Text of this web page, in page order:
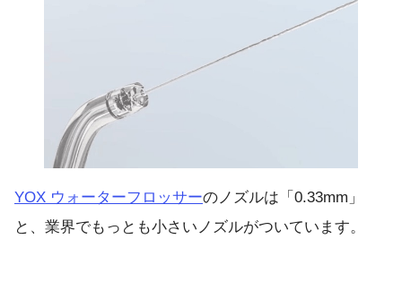
YOX ウォーターフロッサーのノズルは「0.33mm」
と、業界でもっとも小さいノズルがついています。